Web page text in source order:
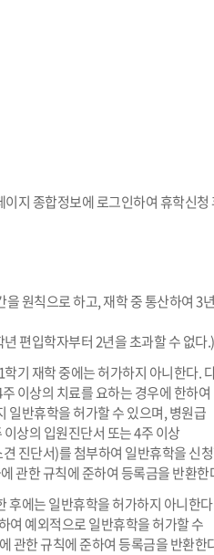
지 종합정보에 로그인하여 휴학신청
원칙으로 하고, 재학 중 통산하여 3
편입학자부터 2년을 초과할 수 없다.)
기 재학 중에는 허가하지 아니한다.
이상의 치료를 요하는 경우에 한하여
일반휴학을 허가할 수 있으며, 병원급
상의 입원진단서 또는 4주 이상
진단서)를 첨부하여 일반휴학을 신
관한 규칙에 준하여 등록금을 반환한
후에는 일반휴학을 허가하지 아니한
여 예외적으로 일반휴학을 허가할 수
관한 규칙에 준하여 등록금을 반환한